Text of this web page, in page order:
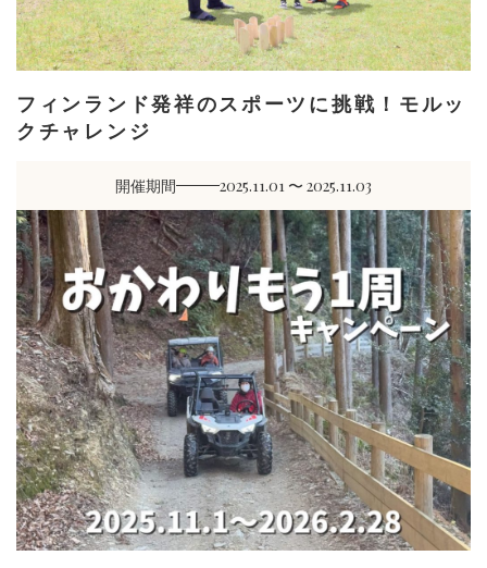
フィンランド発祥のスポーツに挑戦！モルッ
クチャレンジ
開催期間 2025.11.01 〜 2025.11.03